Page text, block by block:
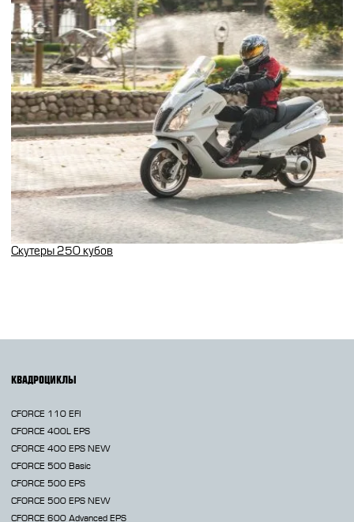
Скутеры 250 кубов
КВАДРОЦИКЛЫ
CFORCE 110 EFI
CFORCE 400L EPS
CFORCE 400 EPS NEW
CFORCE 500 Basic
CFORCE 500 EPS
CFORCE 500 EPS NEW
CFORCE 600 Advanced EPS